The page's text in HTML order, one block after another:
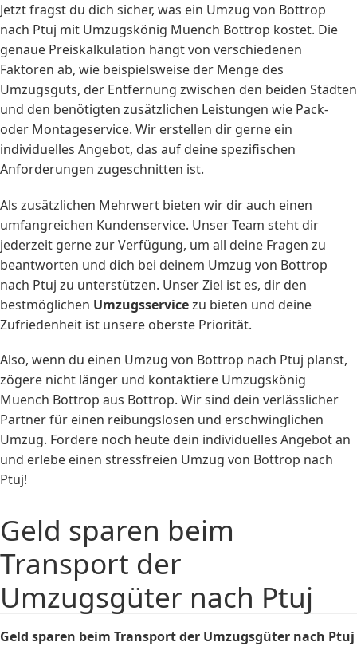
Jetzt fragst du dich sicher, was ein Umzug von Bottrop
nach Ptuj mit Umzugskönig Muench Bottrop kostet. Die
genaue Preiskalkulation hängt von verschiedenen
Faktoren ab, wie beispielsweise der Menge des
Umzugsguts, der Entfernung zwischen den beiden Städten
und den benötigten zusätzlichen Leistungen wie Pack-
oder Montageservice. Wir erstellen dir gerne ein
individuelles Angebot, das auf deine spezifischen
Anforderungen zugeschnitten ist.
Als zusätzlichen Mehrwert bieten wir dir auch einen
umfangreichen Kundenservice. Unser Team steht dir
jederzeit gerne zur Verfügung, um all deine Fragen zu
beantworten und dich bei deinem Umzug von Bottrop
nach Ptuj zu unterstützen. Unser Ziel ist es, dir den
bestmöglichen Umzugsservicezu bieten und deine
Zufriedenheit ist unsere oberste Priorität.
Also, wenn du einen Umzug von Bottrop nach Ptuj planst,
zögere nicht länger und kontaktiere Umzugskönig
Muench Bottrop aus Bottrop. Wir sind dein verlässlicher
Partner für einen reibungslosen und erschwinglichen
Umzug. Fordere noch heute dein individuelles Angebot an
und erlebe einen stressfreien Umzug von Bottrop nach
Ptuj!
Geld sparen beim
Transport der
Umzugsgüter nach Ptuj
Geld sparen beim Transport der Umzugsgüter nach Ptuj